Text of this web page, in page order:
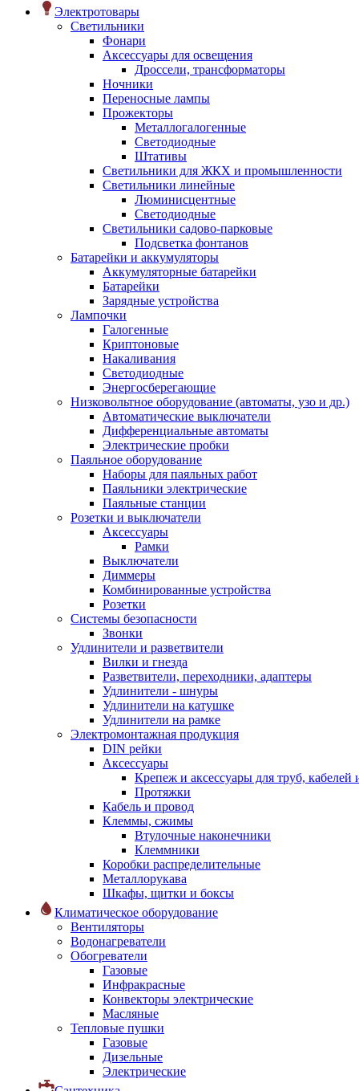
Электротовары
Светильники
Фонари
Аксессуары для освещения
Дроссели, трансформаторы
Ночники
Переносные лампы
Прожекторы
Металлогалогенные
Светодиодные
Штативы
Светильники для ЖКХ и промышленности
Светильники линейные
Люминисцентные
Светодиодные
Светильники садово-парковые
Подсветка фонтанов
Батарейки и аккумуляторы
Аккумуляторные батарейки
Батарейки
Зарядные устройства
Лампочки
Галогенные
Криптоновые
Накаливания
Светодиодные
Энергосберегающие
Низковольтное оборудование (автоматы, узо и др.)
Автоматические выключатели
Дифференциальные автоматы
Электрические пробки
Паяльное оборудование
Наборы для паяльных работ
Паяльники электрические
Паяльные станции
Розетки и выключатели
Аксессуары
Рамки
Выключатели
Диммеры
Комбинированные устройства
Розетки
Системы безопасности
Звонки
Удлинители и разветвители
Вилки и гнезда
Разветвители, переходники, адаптеры
Удлинители - шнуры
Удлинители на катушке
Удлинители на рамке
Электромонтажная продукция
DIN рейки
Аксессуары
Крепеж и аксессуары для труб, кабелей
Протяжки
Кабель и провод
Клеммы, сжимы
Втулочные наконечники
Клеммники
Коробки распределительные
Металлорукава
Шкафы, щитки и боксы
Климатическое оборудование
Вентиляторы
Водонагреватели
Обогреватели
Газовые
Инфракрасные
Конвекторы электрические
Масляные
Тепловые пушки
Газовые
Дизельные
Электрические